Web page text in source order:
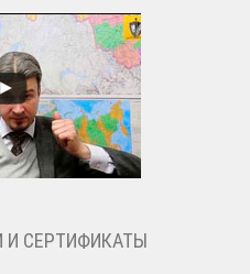
СЕРТИФИКАТЫ